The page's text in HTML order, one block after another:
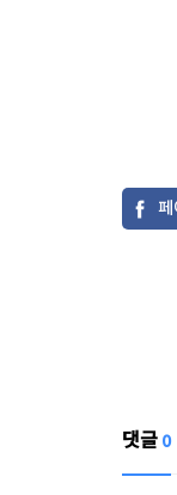
페
댓글 0